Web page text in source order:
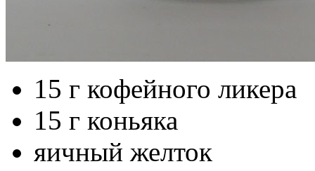
15 г кофейного ликера
15 г коньяка
яичный желток